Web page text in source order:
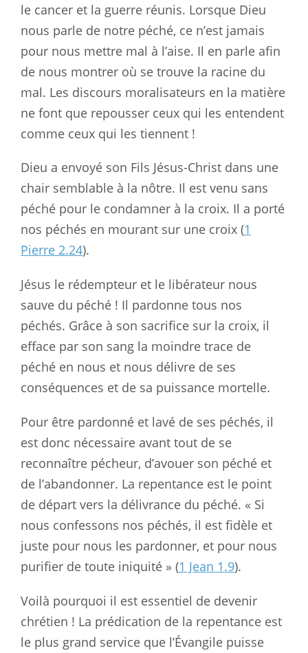
le cancer et la guerre réunis. Lorsque Dieu
nous parle de notre péché, ce n’est jamais
pour nous mettre mal à l’aise. Il en parle afin
de nous montrer où se trouve la racine du
mal. Les discours moralisateurs en la matière
ne font que repousser ceux qui les entendent
comme ceux qui les tiennent !
Dieu a envoyé son Fils Jésus-Christ dans une
chair semblable à la nôtre. Il est venu sans
péché pour le condamner à la croix. Il a porté
nos péchés en mourant sur une croix (1
Pierre 2.24).
Jésus le rédempteur et le libérateur nous
sauve du péché ! Il pardonne tous nos
péchés. Grâce à son sacrifice sur la croix, il
efface par son sang la moindre trace de
péché en nous et nous délivre de ses
conséquences et de sa puissance mortelle.
Pour être pardonné et lavé de ses péchés, il
est donc nécessaire avant tout de se
reconnaître pécheur, d’avouer son péché et
de l’abandonner. La repentance est le point
de départ vers la délivrance du péché. « Si
nous confessons nos péchés, il est fidèle et
juste pour nous les pardonner, et pour nous
purifier de toute iniquité » (1 Jean 1.9).
Voilà pourquoi il est essentiel de devenir
chrétien ! La prédication de la repentance est
le plus grand service que l’Évangile puisse